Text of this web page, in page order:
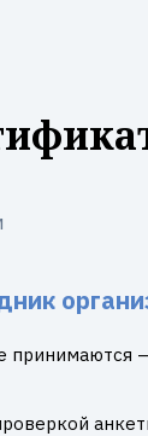
принимаются